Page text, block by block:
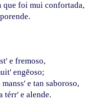
que foi mui confortada,
e fremoso,
engẽoso;
manss' e tan saboroso,
térr' e alende.